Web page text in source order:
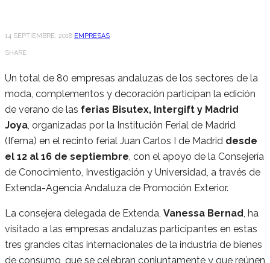
14 SEPTIEMBRE, 2018 EMPRESAS
SHARE
Un total de 80 empresas andaluzas de los sectores de la
moda, complementos y decoración participan la edición
de verano de las ferias Bisutex, Intergift y Madrid
Joya, organizadas por la Institución Ferial de Madrid
(Ifema) en el recinto ferial Juan Carlos I de Madrid desde
el 12 al 16 de septiembre, con el apoyo de la Consejería
de Conocimiento, Investigación y Universidad, a través de
Extenda-Agencia Andaluza de Promoción Exterior.
La consejera delegada de Extenda, Vanessa Bernad, ha
visitado a las empresas andaluzas participantes en estas
tres grandes citas internacionales de la industria de bienes
de consumo, que se celebran conjuntamente y que reúnen